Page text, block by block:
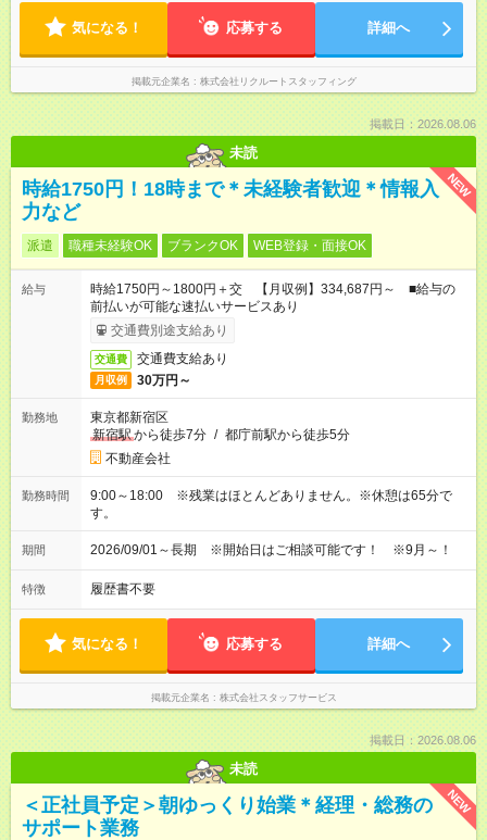
気になる！ 応募する 詳細へ
掲載元企業名 株式会社リクルートスタッフィング
掲載日：2026.08.06
未読
NEW
時給1750円！18時まで＊未経験者歓迎＊情報入
力など
派遣 職種未経験OK ブランクOK WEB登録・面接OK
給与
時給1750円～1800円＋交 【月収例】334,687円～ ■給与の
前払いが可能な速払いサービスあり
交通費別途支給あり
交通費 交通費支給あり
月収例 30万円～
勤務地
東京都新宿区
新宿駅から徒歩7分 / 都庁前駅から徒歩5分
不動産会社
勤務時間
9:00～18:00 ※残業はほとんどありません。※休憩は65分で
す。
期間 2026/09/01～長期 ※開始日はご相談可能です！ ※9月～！
特徴 履歴書不要
気になる！ 応募する 詳細へ
掲載元企業名 株式会社スタッフサービス
掲載日：2026.08.06
未読
NEW
＜正社員予定＞朝ゆっくり始業＊経理・総務の
サポート業務